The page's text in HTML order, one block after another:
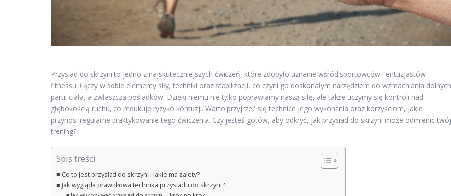
Przysiad do skrzyni to jedno z najskuteczniejszych ćwiczeń, które zdobyło uznanie wśród sportowców i entuzjastów
fitnessu. Łączy w sobie elementy siły, techniki oraz stabilizacji, co czyni go doskonałym narzędziem do wzmacniania dolnych
partii ciała, a zwłaszcza pośladków. Dzięki niemu nie tylko poprawiamy naszą siłę, ale także uczymy się kontroli nad
głębokością ruchu, co redukuje ryzyko kontuzji. Warto przyjrzeć się technice jego wykonania oraz korzyściom, jakie
przynosi regularne praktykowanie tego ćwiczenia. Czy jesteś gotów, aby odkryć, jak przysiad do skrzyni może odmienić twój
trening?
Spis treści
Co to jest przysiad do skrzyni i jakie ma zalety?
Jak wygląda prawidłowa technika przysiadu do skrzyni?